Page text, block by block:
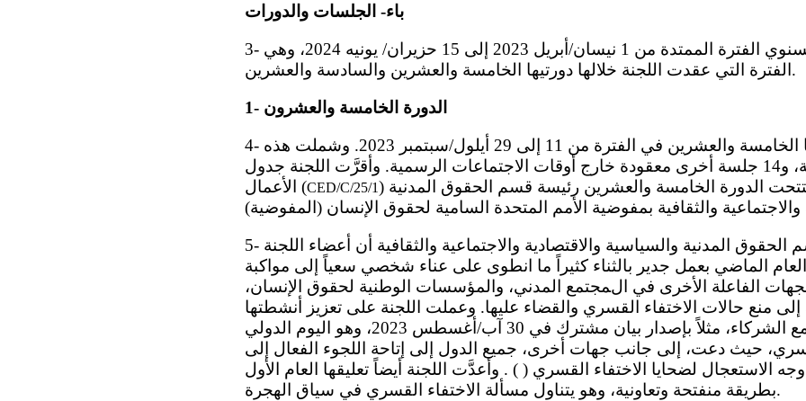
باء- الجلسات والدورات
3- يشمل هذا التقرير السنوي الفترة الممتدة من 1 نيسان/أبريل 2023 إلى 15 حزيران/ يونيه 2024، وهي
الفترة التي عقدت اللجنة خلالها دورتيها الخامسة والعشرين والسادسة والعشرين.
1- الدورة الخامسة والعشرون
4- عقدت اللجنة دورتها الخامسة والعشرين في الفترة من 11 إلى 29 أيلول/سبتمبر 2023. وشملت هذه
الدورة 30 جلسة عامة، و14 جلسة أخرى معقودة خارج أوقات الاجتماعات الرسمية. وأقرَّت اللجنة جدول
الأعمال (CED/C/25/1) في جلستها 442. وافتتحت الدورة الخامسة والعشرين رئيسة قسم الحقوق المدنية
5- وذكرت رئيسة قسم الحقوق المدنية والسياسية والاقتصادية والاجتماعية والثقافية أن أعضاء اللجنة
الماضي بعمل جدير بالثناء كثيراً ما انطوى على عناء شخصي سعياً إلى مواكبة
الفاعلة الأخرى في المجتمع المدني، والمؤسسات الوطنية لحقوق الإنسان،
إلى منع حالات الاختفاء القسري والقضاء عليها. وعملت اللجنة على تعزيز أنشطتها
التنسيقية والتفاعلية مع الشركاء، مثلاً بإصدار بيان مشترك في 30 آب/أغسطس 2023، وهو اليوم الدولي
حيث دعت، إلى جانب جهات أخرى، جميع الدول إلى إتاحة اللجوء الفعال إلى
الاستعجال لضحايا الاختفاء القسري ( ) . وأعدَّت اللجنة أيضاً تعليقها العام الأول
بطريقة منفتحة وتعاونية، وهو يتناول مسألة الاختفاء القسري في سياق الهجرة.